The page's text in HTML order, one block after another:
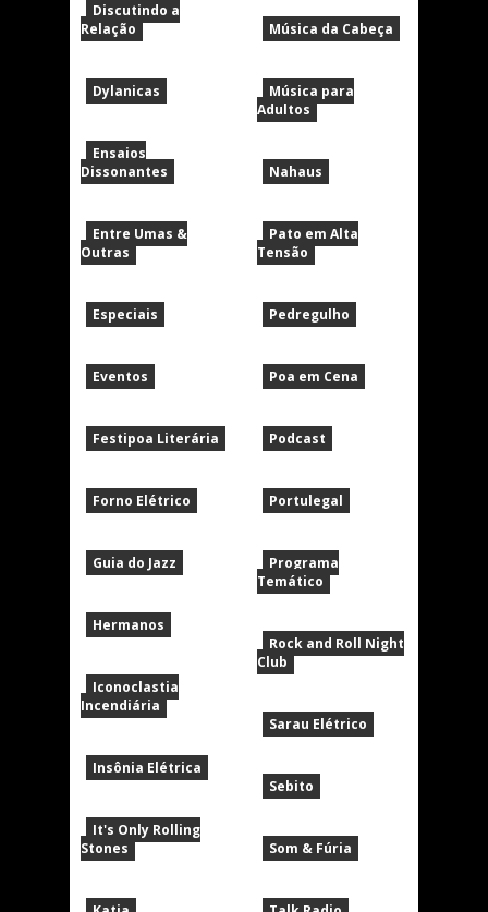
Discutindo a
Relação
Dylanicas
Ensaios
Dissonantes
Entre Umas &
Outras
Especiais
Eventos
Festipoa Literária
Forno Elétrico
Guia do Jazz
Hermanos
Iconoclastia
Incendiária
Insônia Elétrica
It's Only Rolling
Stones
Música da Cabeça
Música para
Adultos
Nahaus
Pato em Alta
Tensão
Pedregulho
Poa em Cena
Podcast
Portulegal
Programa
Temático
Rock and Roll Night
Club
Sarau Elétrico
Sebito
Som & Fúria